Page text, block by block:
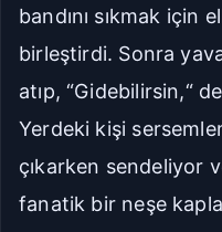
bandını sıkmak için
birleştirdi. Sonra
atıp, “Gidebilirsin,“
Yerdeki kişi
çıkarken sendeliyor
fanatik bir neşe